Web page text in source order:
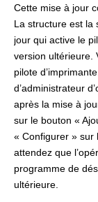
Cette mise à jour
La structure est la
jour qui active le
version ultérieure.
pilote
d’administrateur
après la mise à
sur le bouton «
« Configurer » sur
attendez que
programme de
ultérieure.